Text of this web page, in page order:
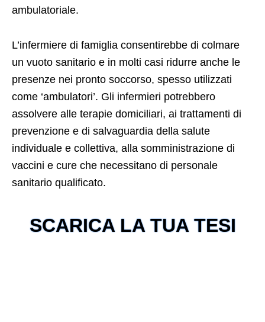
ambulatoriale.
L’infermiere di famiglia consentirebbe di colmare
un vuoto sanitario e in molti casi ridurre anche le
presenze nei pronto soccorso, spesso utilizzati
come ‘ambulatori’. Gli infermieri potrebbero
assolvere alle terapie domiciliari, ai trattamenti di
prevenzione e di salvaguardia della salute
individuale e collettiva, alla somministrazione di
vaccini e cure che necessitano di personale
sanitario qualificato.
SCARICA LA TUA TESI